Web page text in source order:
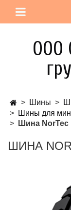
ООО
Шины
Шины для
Шина NorTec
ШИНА